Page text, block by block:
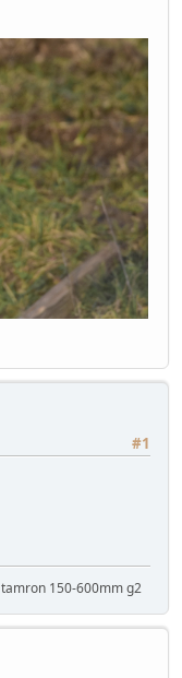
#1
tamron 150-600mm g2